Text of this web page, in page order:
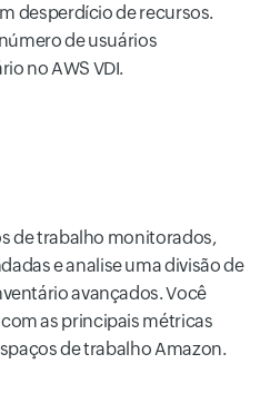
desperdício de recursos.
de usuários
no AWS VDI.
de trabalho monitorados,
e analise uma divisão de
avançados. Você
as principais métricas
de trabalho Amazon.